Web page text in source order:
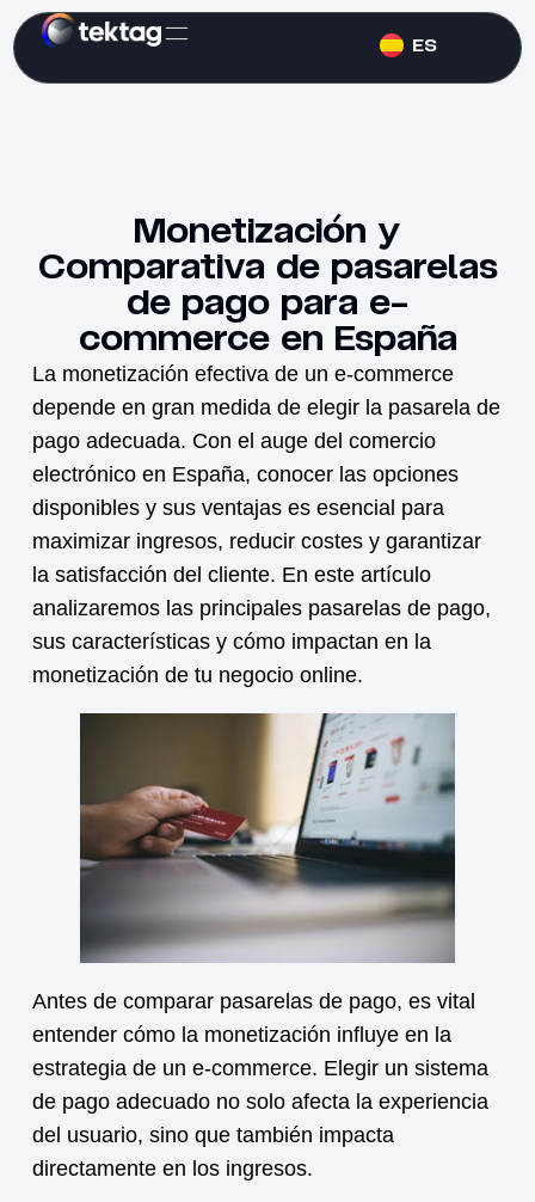
ES
Monetización y
Comparativa de pasarelas
de pago para e-
commerce en España
La monetización efectiva de un e-commerce
depende en gran medida de elegir la pasarela de
pago adecuada. Con el auge del comercio
electrónico en España, conocer las opciones
disponibles y sus ventajas es esencial para
maximizar ingresos, reducir costes y garantizar
la satisfacción del cliente. En este artículo
analizaremos las principales pasarelas de pago,
sus características y cómo impactan en la
monetización de tu negocio online.
Antes de comparar pasarelas de pago, es vital
entender cómo la monetización influye en la
estrategia de un e-commerce. Elegir un sistema
de pago adecuado no solo afecta la experiencia
del usuario, sino que también impacta
directamente en los ingresos.